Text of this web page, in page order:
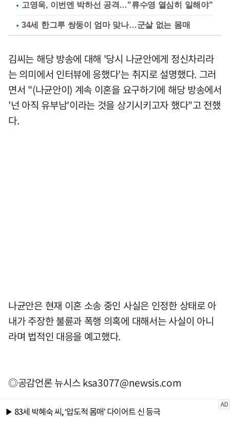
고영욱, 이번엔 박하선 공격…"류수영 열심히 일해야"
34세 한그루 쌍둥이 엄마 맞나…군살 없는 몸매
김씨는 해당 방송에 대해 '당시 나균안에게 정신차리라
는 의미에서 인터뷰에 응했다'는 취지로 설명했다. 그러
면서 "(나균안이) 계속 이혼을 요구하기에 해당 방송에서
'넌 아직 유부남'이라는 것을 상기시키고자 했다"고 전했
다.
나균안은 현재 이혼 소송 중인 사실은 인정한 상태로 아
내가 주장한 불륜과 폭행 의혹에 대해서는 사실이 아니
라며 법적인 대응을 예고했다.
◎공감언론 뉴시스ksa3077@newsis.com